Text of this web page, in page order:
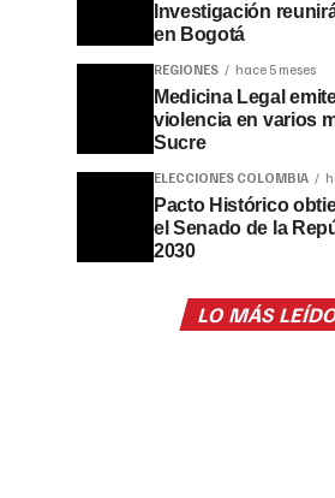
Investigación
en Bogotá
REGIONES hace 5 meses
Medicina Legal
violencia en varios
Sucre
ELECCIONES COLOMBIA
Pacto Histórico
el Senado de la
2030
LO MÁS